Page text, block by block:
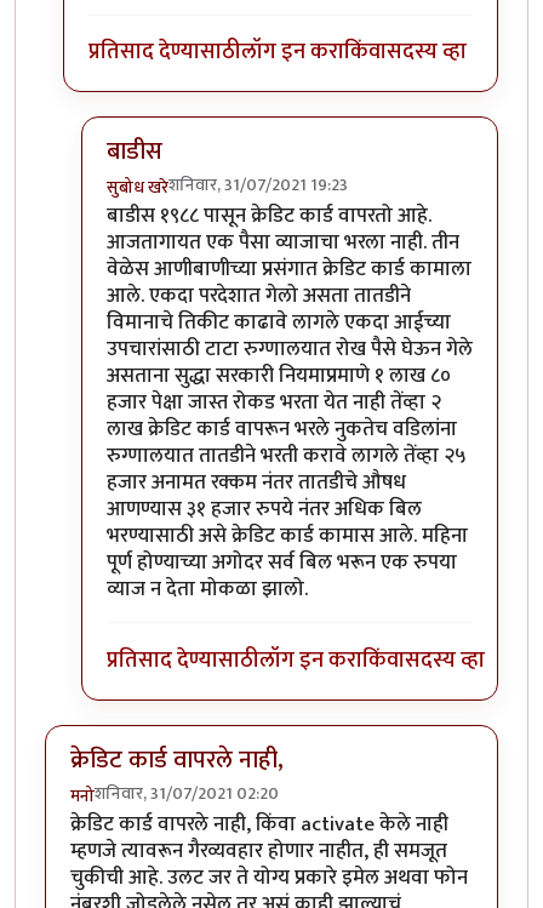
प्रतिसाद देण्यासाठीलॉग इन कराकिंवासदस्य व्हा
बाडीस
सुबोध खरेशनिवार, 31/07/2021 19:23
In reply to+1byशलभ
बाडीस १९८८ पासून क्रेडिट कार्ड वापरतो आहे.
आजतागायत एक पैसा व्याजाचा भरला नाही. तीन
वेळेस आणीबाणीच्या प्रसंगात क्रेडिट कार्ड कामाला
आले. एकदा परदेशात गेलो असता तातडीने
विमानाचे तिकीट काढावे लागले एकदा आईच्या
उपचारांसाठी टाटा रुग्णालयात रोख पैसे घेऊन गेले
असताना सुद्धा सरकारी नियमाप्रमाणे १ लाख ८०
हजार पेक्षा जास्त रोकड भरता येत नाही तेंव्हा २
लाख क्रेडिट कार्ड वापरून भरले नुकतेच वडिलांना
रुग्णालयात तातडीने भरती करावे लागले तेंव्हा २५
हजार अनामत रक्कम नंतर तातडीचे औषध
आणण्यास ३१ हजार रुपये नंतर अधिक बिल
भरण्यासाठी असे क्रेडिट कार्ड कामास आले. महिना
पूर्ण होण्याच्या अगोदर सर्व बिल भरून एक रुपया
व्याज न देता मोकळा झालो.
प्रतिसाद देण्यासाठीलॉग इन कराकिंवासदस्य व्हा
क्रेडिट कार्ड वापरले नाही,
मनोशनिवार, 31/07/2021 02:20
क्रेडिट कार्ड वापरले नाही, किंवा activate केले नाही
म्हणजे त्यावरून गैरव्यवहार होणार नाहीत, ही समजूत
चुकीची आहे. उलट जर ते योग्य प्रकारे इमेल अथवा फोन